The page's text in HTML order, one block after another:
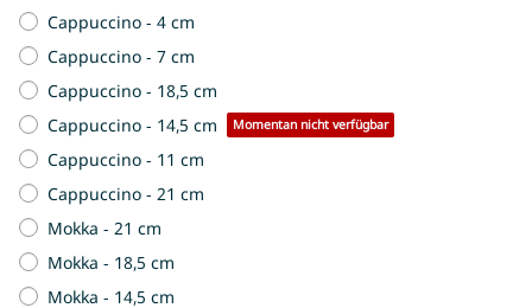
Cappuccino - 4 cm
Cappuccino - 7 cm
Cappuccino - 18,5 cm
Cappuccino - 14,5 cm
Momentan nicht verfügbar
Cappuccino - 11 cm
Cappuccino - 21 cm
Mokka - 21 cm
Mokka - 18,5 cm
Mokka - 14,5 cm